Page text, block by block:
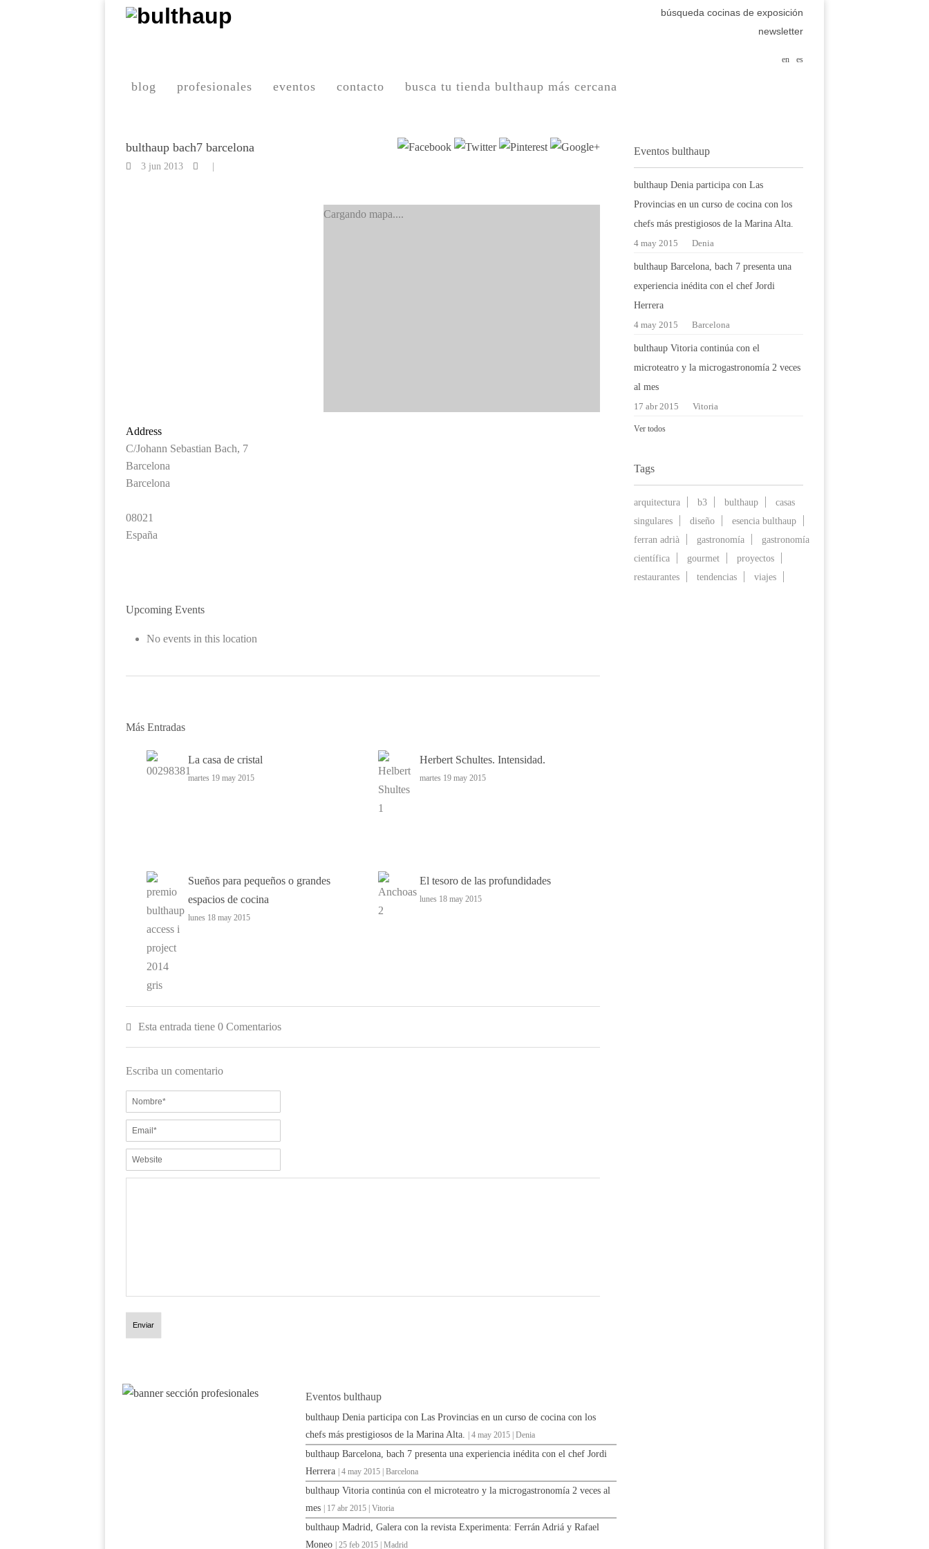
en es
búsqueda cocinas de exposición
newsletter
blog profesionales eventos contacto busca tu tienda bulthaup más cercana
bulthaup bach7 barcelona
3 jun 2013
Cargando mapa....
Address
C/Johann Sebastian Bach, 7
Barcelona
Barcelona
08021
España
Upcoming Events
No events in this location
Más Entradas
La casa de cristal
martes 19 may 2015
Herbert Schultes. Intensidad.
martes 19 may 2015
Sueños para pequeños o grandes
espacios de cocina
lunes 18 may 2015
El tesoro de las profundidades
lunes 18 may 2015
Esta entrada tiene 0 Comentarios
Escriba un comentario
Enviar
Eventos bulthaup
bulthaup Denia participa con Las
Provincias en un curso de cocina con los
chefs más prestigiosos de la Marina Alta.
4 may 2015 Denia
bulthaup Barcelona, bach 7 presenta una
experiencia inédita con el chef Jordi
Herrera
4 may 2015 Barcelona
bulthaup Vitoria continúa con el
microteatro y la microgastronomía 2 veces
al mes
17 abr 2015 Vitoria
Ver todos
Tags
arquitectura b3 bulthaup
casas
singulares
diseño
esencia bulthaup
ferran adrià
gastronomía
gastronomía
científica
gourmet
proyectos
restaurantes
tendencias viajes
Eventos bulthaup
bulthaup Denia participa con Las Provincias en un curso de cocina con los
chefs más prestigiosos de la Marina Alta.
| 4 may 2015 | Denia
bulthaup Barcelona, bach 7 presenta una experiencia inédita con el chef Jordi
Herrera
| 4 may 2015 | Barcelona
bulthaup Vitoria continúa con el microteatro y la microgastronomía 2 veces al
mes
| 17 abr 2015 | Vitoria
bulthaup Madrid, Galera con la revista Experimenta: Ferrán Adriá y Rafael
Moneo
| 25 feb 2015 | Madrid